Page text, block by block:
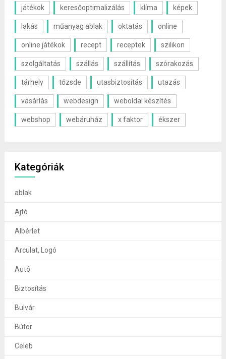
játékok keresőoptimalizálás klíma képek
lakás műanyag ablak oktatás online
online játékok recept receptek szilikon
szolgáltatás szállás szállítás szórakozás
tárhely tőzsde utasbiztosítás utazás
vásárlás webdesign weboldal készítés
webshop webáruház x faktor ékszer
Kategóriák
ablak
Ajtó
Albérlet
Arculat, Logó
Autó
Biztosítás
Bulvár
Bútor
Celeb